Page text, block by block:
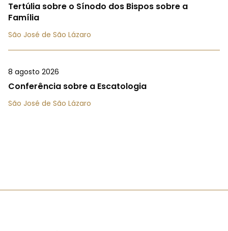
Tertúlia sobre o Sínodo dos Bispos sobre a
Família
São José de São Lázaro
8 agosto 2026
Conferência sobre a Escatologia
São José de São Lázaro